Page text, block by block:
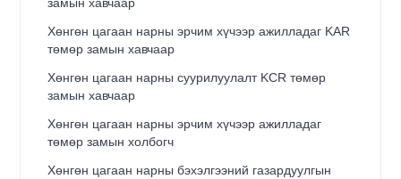
Хөнгөн цагаан нарны эрчим хүчээр ажилладаг KAR
төмөр замын хавчаар
Хөнгөн цагаан нарны суурилуулалт KCR төмөр
замын хавчаар
Хөнгөн цагаан нарны эрчим хүчээр ажилладаг
төмөр замын холбогч
Хөнгөн цагаан нарны бэхэлгээний газардуулгын